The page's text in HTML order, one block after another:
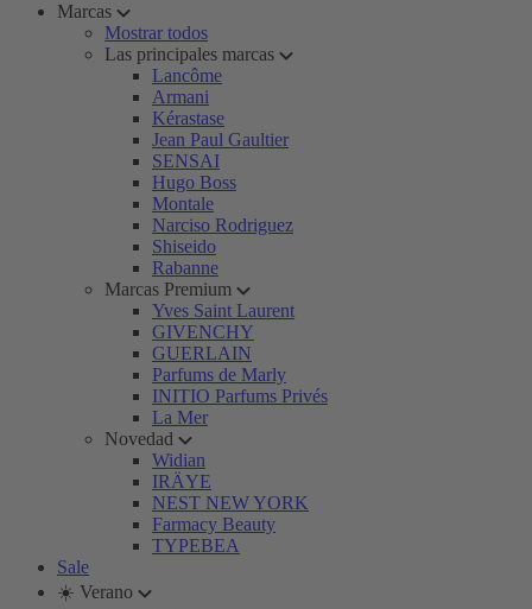
Marcas
Mostrar todos
Las principales marcas
Lancôme
Armani
Kérastase
Jean Paul Gaultier
SENSAI
Hugo Boss
Montale
Narciso Rodriguez
Shiseido
Rabanne
Marcas Premium
Yves Saint Laurent
GIVENCHY
GUERLAIN
Parfums de Marly
INITIO Parfums Privés
La Mer
Novedad
Widian
IRÄYE
NEST NEW YORK
Farmacy Beauty
TYPEBEA
Sale
☀️ Verano